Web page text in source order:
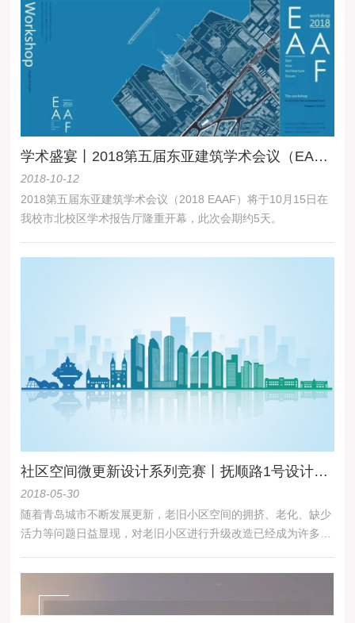
设计评选工作，现将有关事项通知如下：
学术盛宴丨2018第五届东亚建筑学术会议（EAAF 2018）预告
2018-10-12
2018第五届东亚建筑学术会议（2018 EAAF）将于10月15日在
我校市北校区学术报告厅隆重开幕，此次会期约5天。
社区空间微更新设计系列竞赛丨抚顺路1号设计竞赛
2018-05-30
随着青岛城市不断发展更新，老旧小区空间的拥挤、老化、缺少
活力等问题日益显现，对老旧小区进行升级改造已经成为许多市